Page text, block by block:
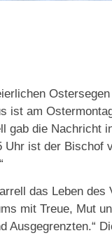
ist am
gab die Nachricht
Uhr ist der Bischof
das Leben des
mit Treue, Mut
Ausgegrenzten.“